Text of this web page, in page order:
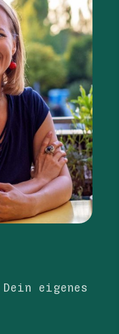
eigenes